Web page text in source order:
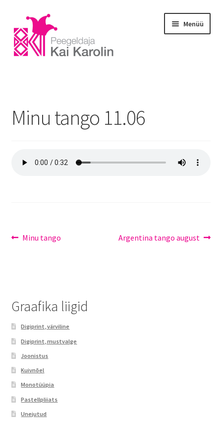
Menüü
E-portfoolio
Test leht
Minu tango 11.06
Minu tango Argentina tango august
Graafika liigid
Digiprint, värviline​
Digiprint, mustvalge​
Joonistus
Kuivnõel
Monotüüpia​
Pastellpliiats
Unejutud​